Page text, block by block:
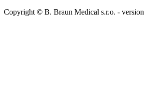
Copyright © B. Braun Medical s.r.o. - version